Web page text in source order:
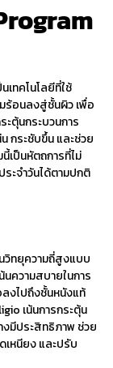
เทคโนโลยีที่ใช้
ร้อนลงสู่ชั้นผิว เพื่อ
ะตุ้นกระบวนการ
กระชับขึ้น และช่วย
เป็นหัตถการที่ไม่
ะจำวันได้ตามปกติ
วิทยุความถี่สูงแบบ
ความสบายในการ
งไปถึงชั้นหนังแท้
เน้นการกระตุ้น
งมีประสิทธิภาพ ช่วย
เหนียง และปรับ